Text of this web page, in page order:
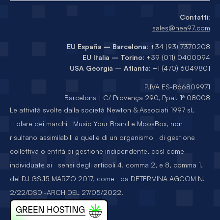
Le attività svolte dalla società Newton & Associati 1997 sl,
titolare dei marchi Music Your Brand e MoosBox, non
risultano assimilabili a quelle di un organismo di gestione
collettiva o entità di gestione indipendente, così come
individuate ai sensi degli articoli 4, comma 2, e 8, comma 1,
del D.LGS.15 MARZO 2017, come da DETERMINA AGCOM N.
2/22/DSDI-ARCH DEL 27/05/2022.
Contatti:
sales@nea97.com
EU España – Barcelona: +34 (93) 7370208
EU Italia – Torino: +39 (011) 0400094
USA Georgia – Atlanta: +1 (470) 6049801
P.IVA ES-B66809971
Barcelona | C/ Provença 290, Ppal. 1ª 08008